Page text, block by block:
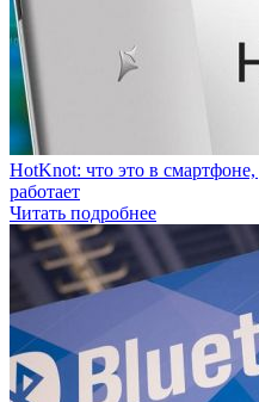
HotKnot: что это в смартфоне,
работает
Читать подробнее